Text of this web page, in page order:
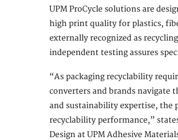
UPM ProCycle solutions are
high print quality for plastics,
externally recognized as
independent testing assures
“As packaging recyclability
converters and brands navigate
and sustainability expertise, the
recyclability performance,”
Design at UPM Adhesive